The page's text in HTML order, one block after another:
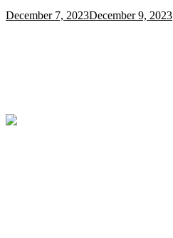
December 7, 2023December 9, 2023